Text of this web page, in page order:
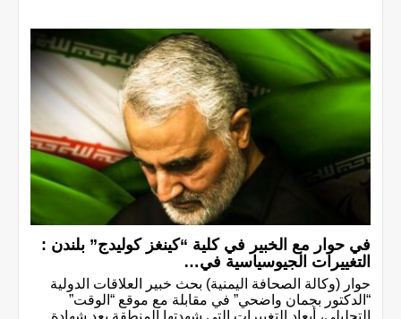
في حوار مع الخبير في كلية “كينغز كوليدج” بلندن :
التغييرات الجيوسياسية في…
حوار (وكالة الصحافة اليمنية) بحث خبير العلاقات الدولية
“الدکتور بجمان واضحي” في مقابلة مع موقع “الوقت”